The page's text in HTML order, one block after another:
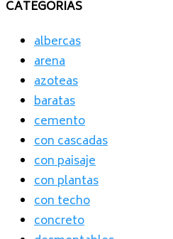
CATEGORIAS
albercas
arena
azoteas
baratas
cemento
con cascadas
con paisaje
con plantas
con techo
concreto